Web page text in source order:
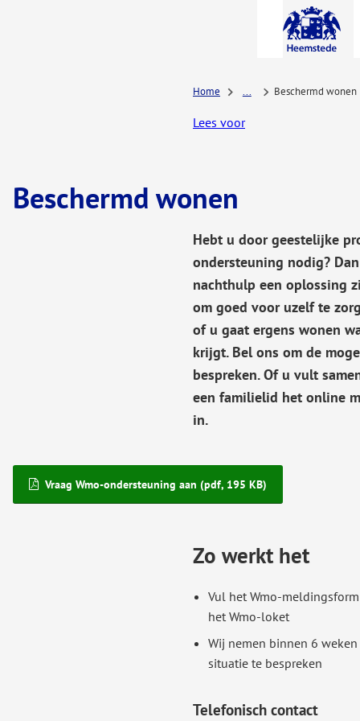
A-Z-
menu
Home Beschermd wonen
Lees voor
Beschermd wonen
Hebt u door geestelijke
ondersteuning nodig?
nachthulp een oplossing
om goed voor uzelf te
of u gaat ergens wonen
krijgt. Bel ons om de
bespreken. Of u vult
een familielid het online
in.
Vraag Wmo-ondersteuning aan(pdf, 195 KB)
Zo werkt het
Vul het Wmo-
het Wmo-loket
Wij nemen binnen 6
situatie te bespreken
Telefonisch contact